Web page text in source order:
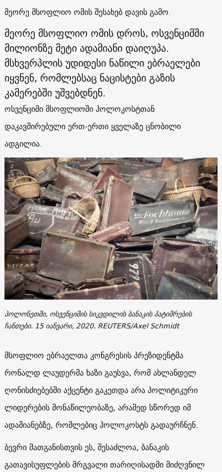
მეორე მსოფლიო ომის შესახებ დავის გამო.
მეორე მსოფლიო ომის დროს, ოსვენციმში
მილიონზე მეტი ადამიანი დაიღუპა.
მსხვერპლის უდიდესი ნაწილი ებრაელები
იყვნენ, რომლებსაც ნაცისტები გაზის
კამერებში უშვებდნენ.
ოსვენციმი მსოფლიოში ჰოლოკოსტთან
დაკავშირებული ერთ-ერთი ყველაზე ცნობილი
ადგილია.
პოლონეთში, ოსვენციმის სიკვდილის ბანაკის პატიმრების
ჩანთები. 15 იანვარი, 2020. REUTERS/Axel Schmidt
მსოფლიო ებრაელთა კონგრესის პრეზიდენტმა
რონალდ ლაუდერმა ხაზი გაუსვა, რომ ახლანდელ
ღონისძიებებში აქცენტი გაკეთდა არა პოლიტიკური
ლიდერების მონაწილეობაზე, არამედ სწორედ იმ
ადამიანებზე, რომლებიც ჰოლოკოსტს გადაურჩნენ.
ბევრი მათგანისთვის ეს, შესაძლოა, ბანაკის
გათავისუფლების მრგვალი თარიღისადმი მიძღვნილ